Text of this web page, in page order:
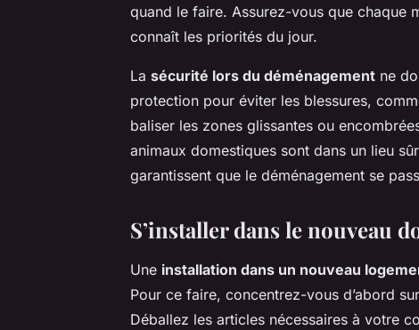
quand le faire. Assurez-vous que chaque
connaît les priorités du jour.
La sécurité lors du déménagement ne
protection pour éviter les blessures,
baliser les zones glissantes ou
animaux domestiques sont dans un lieu
garantissent que le déménagement se
S’installer dans le nouveau
Une installation dans un nouveau
Pour ce faire, concentrez-vous d’abord
Déballez les articles nécessaires à votre